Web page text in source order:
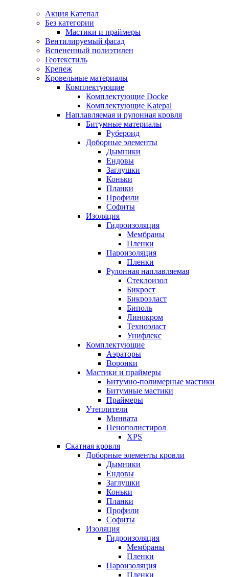
Акция Катепал
Без категории
Мастики и праймеры
Вентилируемый фасад
Вспененный полиэтилен
Геотекстиль
Крепеж
Кровельные материалы
Комплектующие
Комплектующие Docke
Комплектующие Katepal
Наплавляемая и рулонная кровля
Битумные материалы
Рубероид
Доборные элементы
Дымники
Ендовы
Заглушки
Коньки
Планки
Профили
Софиты
Изоляция
Гидроизоляция
Мембраны
Пленки
Пароизоляция
Пленки
Рулонная наплавляемая
Cтеклоизол
Бикрост
Бикроэласт
Биполь
Линокром
Техноэласт
Унифлекс
Комплектующие
Аэраторы
Воронки
Мастики и праймеры
Битумно-полимерные мастики
Битумные мастики
Праймеры
Утеплители
Минвата
Пенополистирол
XPS
Скатная кровля
Доборные элементы кровли
Дымники
Ендовы
Заглушки
Коньки
Планки
Профили
Софиты
Изоляция
Гидроизоляция
Мембраны
Пленки
Пароизоляция
Пленки